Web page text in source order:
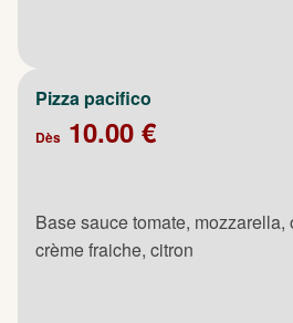
Pizza pacifico
Dès 10.00 €
Base sauce tomate, mozzarella,
crème fraiche, citron